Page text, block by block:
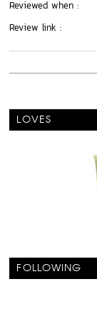
Reviewed when :
Review link :
LOVES
FOLLOWING